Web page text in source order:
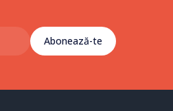
Abonează-te